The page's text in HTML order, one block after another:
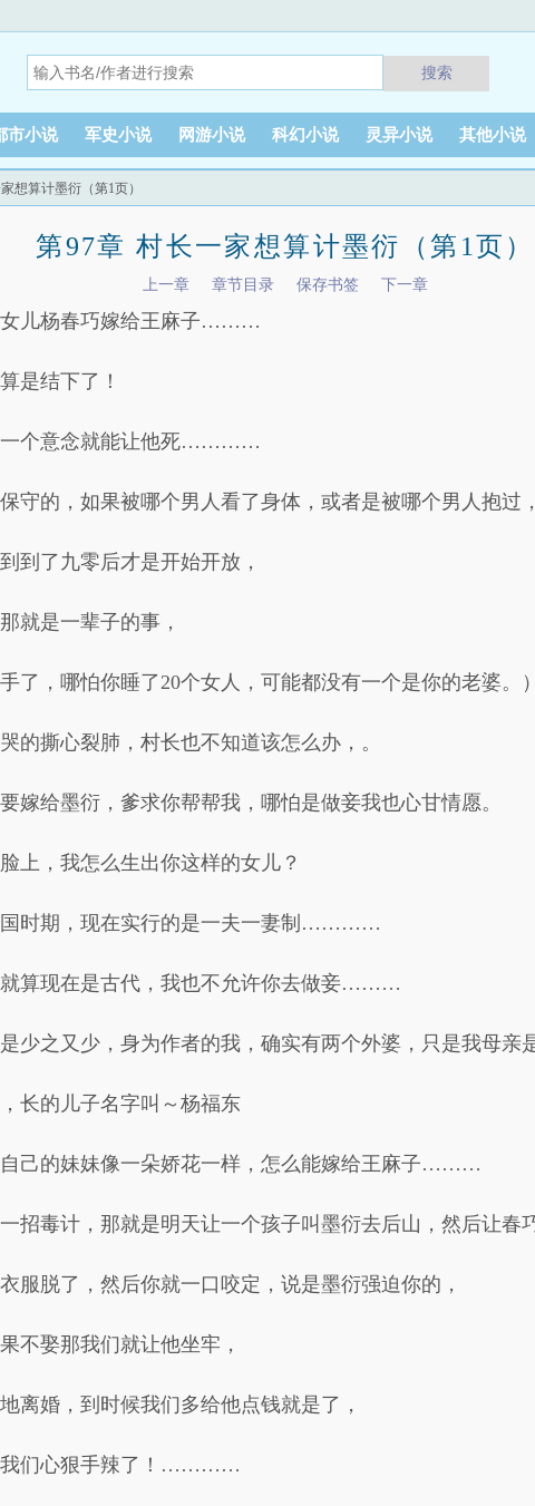
搜索
市小说 军史小说 网游小说 科幻小说 灵异小说 其他小说
想算计墨衍（第1页）
第97章 村长一家想算计墨衍（第1页）
上一章 章节目录 保存书签 下一章
女儿杨春巧嫁给王麻子………
是结下了！
一个意念就能让他死…………
守的，如果被哪个男人看了身体，或者是被哪个男人抱过
到了九零后才是开始开放，
就是一辈子的事，
了，哪怕你睡了20个女人，可能都没有一个是你的老婆。
的撕心裂肺，村长也不知道该怎么办，。
嫁给墨衍，爹求你帮帮我，哪怕是做妾我也心甘情愿。
上，我怎么生出你这样的女儿？
国时期，现在实行的是一夫一妻制…………
就算现在是古代，我也不允许你去做妾………
是少之又少，身为作者的我，确实有两个外婆，只是我母亲
长的儿子名字叫～杨福东
己的妹妹像一朵娇花一样，怎么能嫁给王麻子………
招毒计，那就是明天让一个孩子叫墨衍去后山，然后让春
服脱了，然后你就一口咬定，说是墨衍强迫你的，
不娶那我们就让他坐牢，
离婚，到时候我们多给他点钱就是了，
我们心狠手辣了！…………